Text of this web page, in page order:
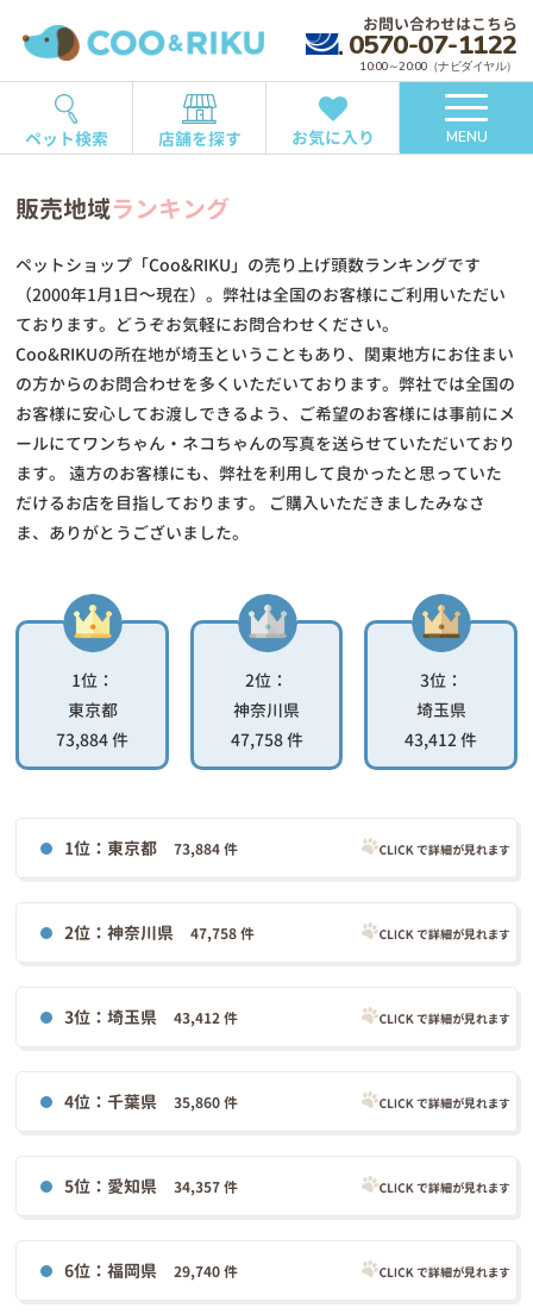
お問い合わせはこちら
0570-07-1122
10:00～20:00（ナビダイヤル）
ペット検索 店舗を探す お気に入り MENU
販売地域ランキング
ペットショップ「Coo&RIKU」の売り上げ頭数ランキングです
（2000年1月1日～現在）。弊社は全国のお客様にご利用いただい
ております。どうぞお気軽にお問合わせください。
Coo&RIKUの所在地が埼玉ということもあり、関東地方にお住まい
の方からのお問合わせを多くいただいております。弊社では全国の
お客様に安心してお渡しできるよう、ご希望のお客様には事前にメ
ールにてワンちゃん・ネコちゃんの写真を送らせていただいており
ます。 遠方のお客様にも、弊社を利用して良かったと思っていた
だけるお店を目指しております。 ご購入いただきましたみなさ
ま、ありがとうございました。
1位：
東京都
73,884 件
2位：
神奈川県
47,758 件
3位：
埼玉県
43,412 件
1位：東京都73,884 件
2位：神奈川県47,758 件
3位：埼玉県43,412 件
4位：千葉県35,860 件
5位：愛知県34,357 件
6位：福岡県29,740 件